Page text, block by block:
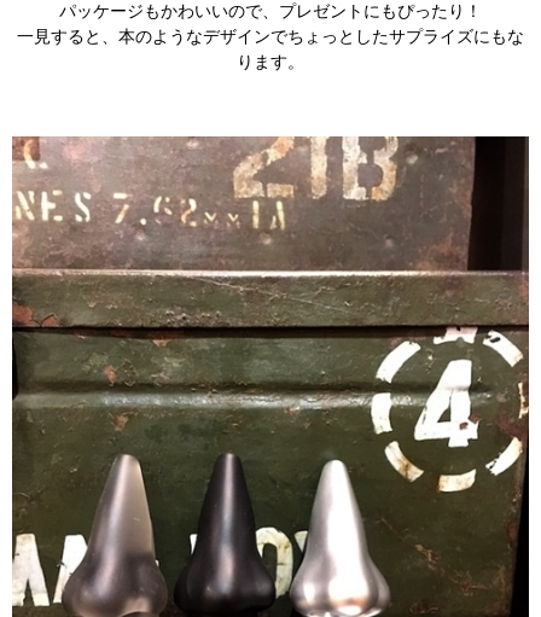
パッケージもかわいいので、プレゼントにもぴったり！
一見すると、本のようなデザインでちょっとしたサプライズにもな
ります。